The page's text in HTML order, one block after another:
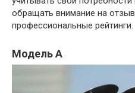
обращать внимание на
профессиональные рейтинги.
Модель A